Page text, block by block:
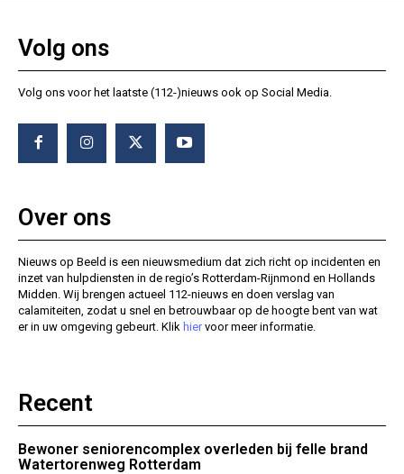
Volg ons
Volg ons voor het laatste (112-)nieuws ook op Social Media.
Over ons
Nieuws op Beeld is een nieuwsmedium dat zich richt op incidenten en
inzet van hulpdiensten in de regio’s Rotterdam-Rijnmond en Hollands
Midden. Wij brengen actueel 112-nieuws en doen verslag van
calamiteiten, zodat u snel en betrouwbaar op de hoogte bent van wat
er in uw omgeving gebeurt. Klik hiervoor meer informatie.
Recent
Bewoner seniorencomplex overleden bij felle brand
Watertorenweg Rotterdam